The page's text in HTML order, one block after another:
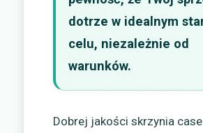
dotrze w idealnym
celu, niezależnie od
warunków.
Dobrej jakości skrzynia